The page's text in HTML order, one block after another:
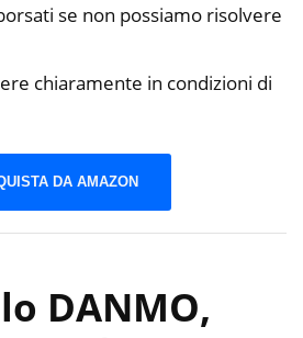
se non possiamo risolvere
chiaramente in condizioni di
DA AMAZON
DANMO,